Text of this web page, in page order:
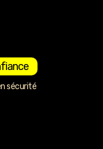
sécurité